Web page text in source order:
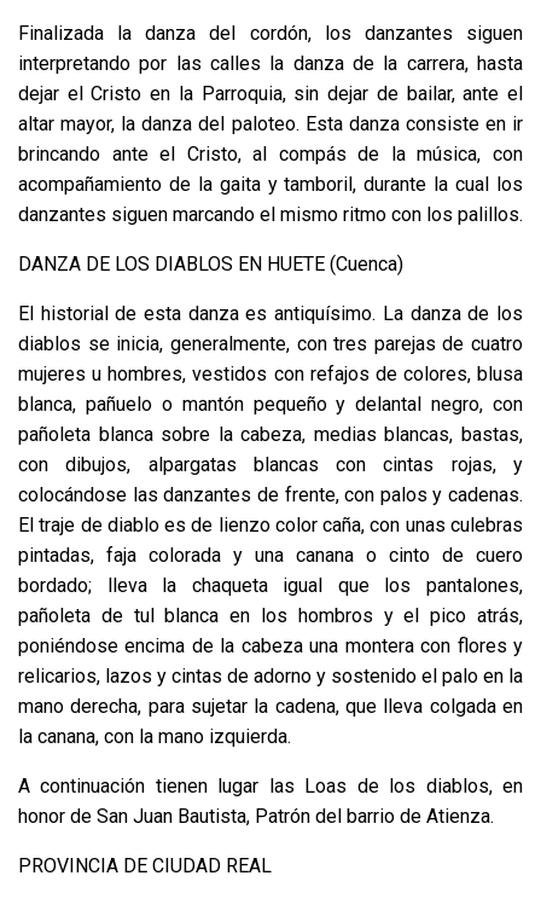
Finalizada la danza del cordón, los danzantes siguen
interpretando por las calles la danza de la carrera, hasta
dejar el Cristo en la Parroquia, sin dejar de bailar, ante el
altar mayor, la danza del paloteo. Esta danza consiste en ir
brincando ante el Cristo, al compás de la música, con
acompañamiento de la gaita y tamboril, durante la cual los
danzantes siguen marcando el mismo ritmo con los palillos.
DANZA DE LOS DIABLOS EN HUETE (Cuenca)
El historial de esta danza es antiquísimo. La danza de los
diablos se inicia, generalmente, con tres parejas de cuatro
mujeres u hombres, vestidos con refajos de colores, blusa
blanca, pañuelo o mantón pequeño y delantal negro, con
pañoleta blanca sobre la cabeza, medias blancas, bastas,
con dibujos, alpargatas blancas con cintas rojas, y
colocándose las danzantes de frente, con palos y cadenas.
El traje de diablo es de lienzo color caña, con unas culebras
pintadas, faja colorada y una canana o cinto de cuero
bordado; lleva la chaqueta igual que los pantalones,
pañoleta de tul blanca en los hombros y el pico atrás,
poniéndose encima de la cabeza una montera con flores y
relicarios, lazos y cintas de adorno y sostenido el palo en la
mano derecha, para sujetar la cadena, que lleva colgada en
la canana, con la mano izquierda.
A continuación tienen lugar las Loas de los diablos, en
honor de San Juan Bautista, Patrón del barrio de Atienza.
PROVINCIA DE CIUDAD REAL